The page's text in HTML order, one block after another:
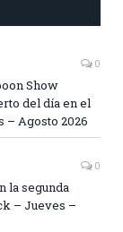
0
Show
del día en el
– Agosto 2026
0
la segunda
– Jueves –